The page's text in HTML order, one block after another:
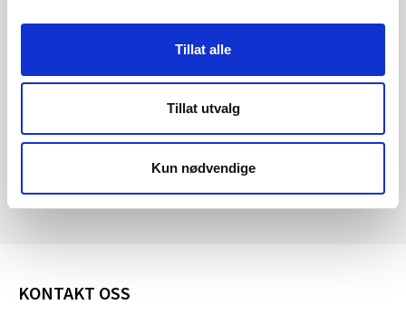
Tillat alle
Tillat utvalg
Kun nødvendige
KONTAKT OSS